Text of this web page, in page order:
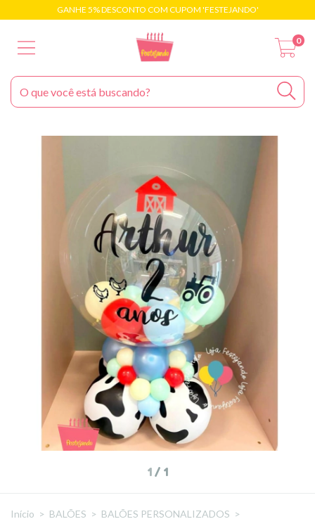
GANHE 5% DESCONTO COM CUPOM 'FESTEJANDO'
0
1 / 1
Início > BALÕES > BALÕES PERSONALIZADOS >